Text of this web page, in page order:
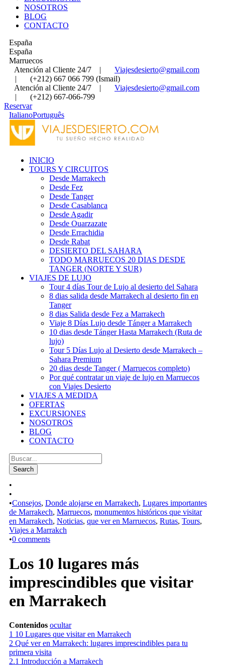
NOSOTROS
BLOG
CONTACTO
España
España
Marruecos
Atención al Cliente 24/7
|
Viajesdesierto@gmail.com
|
(+212) 667 066 799 (Ismail)
Atención al Cliente 24/7
|
Viajesdesierto@gmail.com
|
(+212) 667-066-799
Reservar
ItalianoPortuguês
INICIO
TOURS Y CIRCUITOS
Desde Marrakech
Desde Fez
Desde Tanger
Desde Casablanca
Desde Agadir
Desde Ouarzazate
Desde Errachidia
Desde Rabat
DESIERTO DEL SAHARA
TODO MARRUECOS 20 DIAS DESDE
TANGER (NORTE Y SUR)
VIAJES DE LUJO
Tour 4 días Tour de Lujo al desierto del Sahara
8 dias salida desde Marrakech al desierto fin en
Tanger
8 dias Salida desde Fez a Marrakech
Viaje 8 Días Lujo desde Tánger a Marrakech
10 dias desde Tánger Hasta Marrakech (Ruta de
lujo)
Tour 5 Días Lujo al Desierto desde Marrakech –
Sahara Premium
20 dias desde Tanger ( Marruecos completo)
Por qué contratar un viaje de lujo en Marruecos
con Viajes Desierto
VIAJES A MEDIDA
OFERTAS
EXCURSIONES
NOSOTROS
BLOG
CONTACTO
•
•
•Consejos, Donde alojarse en Marrakech, Lugares importantes
de Marrakech, Marruecos, monumentos históricos que visitar
en Marrakech, Noticias, que ver en Marruecos, Rutas, Tours,
Viajes a Marrakch
•0 comments
Los 10 lugares más
imprescindibles que visitar
en Marrakech
Contenidos ocultar
1 10 Lugares que visitar en Marrakech
2 Qué ver en Marrakech: lugares imprescindibles para tu
primera visita
2.1 Introducción a Marrakech